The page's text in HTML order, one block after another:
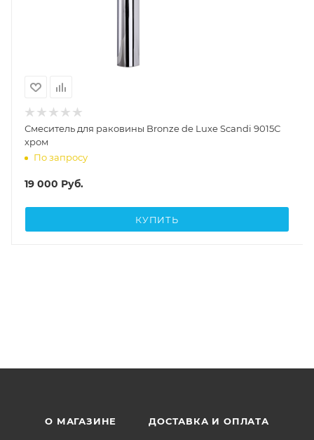
Смеситель для раковины Bronze de Luxe Scandi 9015С
хром
По запросу
19 000 Руб.
КУПИТЬ
О МАГАЗИНЕ ДОСТАВКА И ОПЛАТА